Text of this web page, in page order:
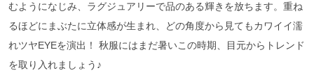
むようになじみ、ラグジュアリーで品のある輝きを放ちます。重ね
るほどにまぶたに立体感が生まれ、どの角度から見てもカワイイ濡
れツヤEYEを演出！ 秋服にはまだ暑いこの時期、目元からトレンド
を取り入れましょう♪